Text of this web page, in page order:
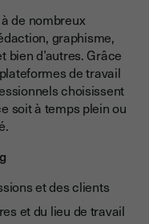
de nombreux
graphisme,
d’autres. Grâce
de travail
choisissent
soit à temps plein ou
et des clients
et du lieu de travail